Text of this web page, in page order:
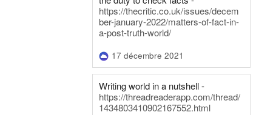
https://thecritic.co.uk/issues/decem
ber-january-2022/matters-of-fact-in-
a-post-truth-world/
17 décembre 2021
Writing world in a nutshell -
https://threadreaderapp.com/thread/
1434803410902167552.html